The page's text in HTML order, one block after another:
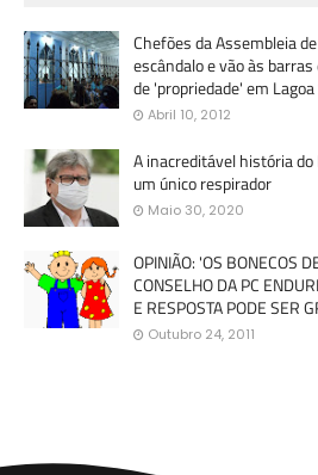
Chefões da Assembleia
escândalo e vão às
de 'propriedade' em Lagoa
Abril 10, 2012
A inacreditável história
um único respirador
Maio 30, 2020
OPINIÃO: 'OS BONECOS
CONSELHO DA PC
E RESPOSTA PODE SER
Outubro 24, 2011